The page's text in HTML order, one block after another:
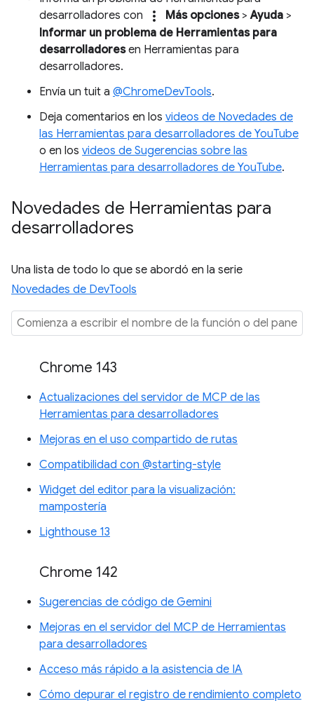
desarrolladores con
more_vert Más opciones>Ayuda >
Informar un problema de Herramientas para
desarrolladoresen Herramientas para
desarrolladores.
Envía un tuit a @ChromeDevTools.
Deja comentarios en los videos de Novedades de
las Herramientas para desarrolladores de YouTube
o en los videos de Sugerencias sobre las
Herramientas para desarrolladores de YouTube.
Novedades de Herramientas para
desarrolladores
Una lista de todo lo que se abordó en la serie
Novedades de DevTools
Chrome 143
Actualizaciones del servidor de MCP de las
Herramientas para desarrolladores
Mejoras en el uso compartido de rutas
Compatibilidad con @starting-style
Widget del editor para la visualización:
mampostería
Lighthouse 13
Chrome 142
Sugerencias de código de Gemini
Mejoras en el servidor del MCP de Herramientas
para desarrolladores
Acceso más rápido a la asistencia de IA
Cómo depurar el registro de rendimiento completo